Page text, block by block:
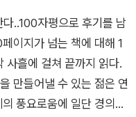
살아가는 가운데 어떻게
푸코, 자크 라캉, 피에르
저자는 통일된 시점이나
로 존재하지 않음을 '야전과
오늘날 독자들에게 무엇보
..100자평으로 후기를 남
이지가 넘는 책에 대해 1
흘에 걸쳐 끝까지 읽다.
만들어낼 수 있는 젊은 연
풍요로움에 일단 경의를